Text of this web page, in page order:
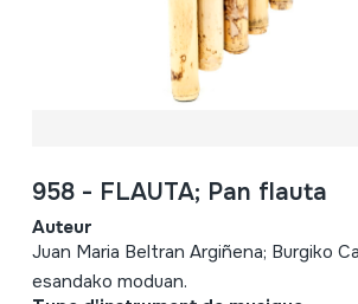
958 - FLAUTA; Pan flauta
Auteur
Juan Maria Beltran Argiñena; Burgiko
esandako moduan.